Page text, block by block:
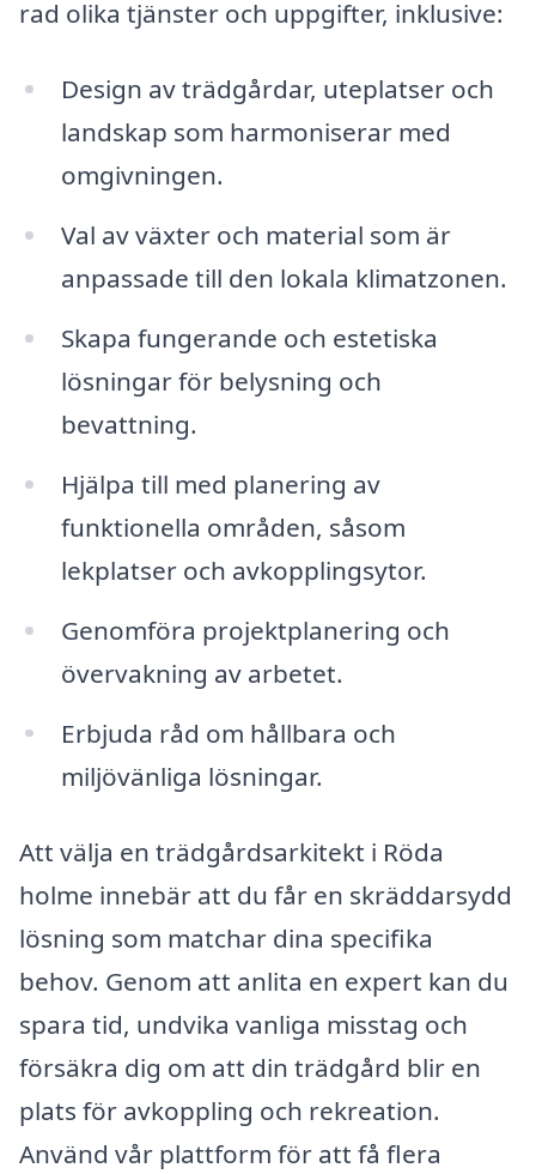
rad olika tjänster och uppgifter, inklusive:
Design av trädgårdar, uteplatser och
landskap som harmoniserar med
omgivningen.
Val av växter och material som är
anpassade till den lokala klimatzonen.
Skapa fungerande och estetiska
lösningar för belysning och
bevattning.
Hjälpa till med planering av
funktionella områden, såsom
lekplatser och avkopplingsytor.
Genomföra projektplanering och
övervakning av arbetet.
Erbjuda råd om hållbara och
miljövänliga lösningar.
Att välja en trädgårdsarkitekt i Röda
holme innebär att du får en skräddarsydd
lösning som matchar dina specifika
behov. Genom att anlita en expert kan du
spara tid, undvika vanliga misstag och
försäkra dig om att din trädgård blir en
plats för avkoppling och rekreation.
Använd vår plattform för att få flera